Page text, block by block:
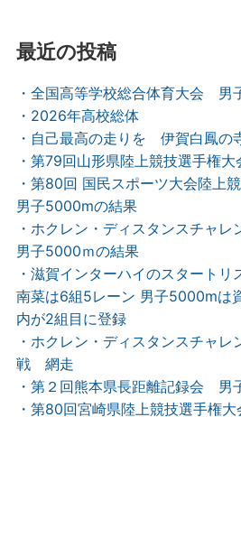
最近の投稿
・全国高等学校総合体育大会 男
・2026年高校総体
・自己最高の走りを 伊賀白鳳の
・第79回山形県陸上競技選手権
・第80回 国民スポーツ大会陸上
男子5000mの結果
・ホクレン・ディスタンスチャ
男子5000ｍの結果
・滋賀インターハイのスタート
南菜は6組5レーン 男子5000mは
内が2組目に登録
・ホクレン・ディスタンスチャ
戦 網走
・第２回熊本県長距離記録会 男
・第80回宮崎県陸上競技選手権